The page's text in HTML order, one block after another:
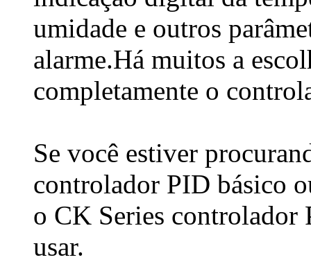
umidade e outros
alarme.Há muitos a
completamente o
Se você estiver
controlador PID básico
o CK Series controlador
usar.